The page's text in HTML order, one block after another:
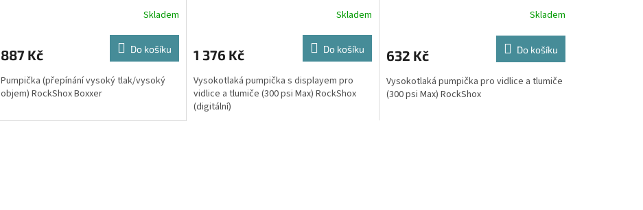
Skladem
887 Kč Do košíku
Pumpička (přepínání vysoký tlak/vysoký
objem) RockShox Boxxer
Skladem
1 376 Kč Do košíku
Vysokotlaká pumpička s displayem pro
vidlice a tlumiče (300 psi Max) RockShox
(digitální)
Skladem
632 Kč Do košíku
Vysokotlaká pumpička pro vidlice a tlumiče
(300 psi Max) RockShox